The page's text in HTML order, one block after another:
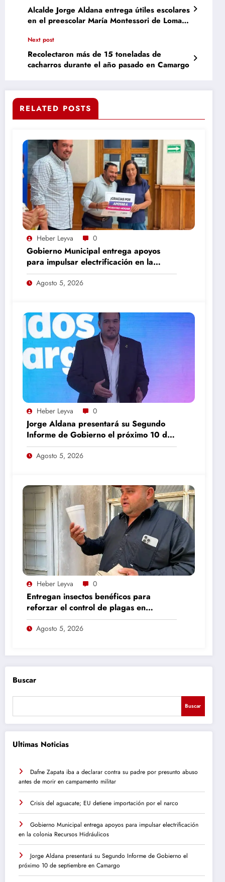
Alcalde Jorge Aldana entrega útiles escolares
en el preescolar María Montessori de Lomas
Next post
Recolectaron más de 15 toneladas de
cacharros durante el año pasado en Camargo
RELATED POSTS
Heber Leyva 0
Gobierno Municipal entrega apoyos
para impulsar electrificación en la
colonia Recursos Hidráulicos
Agosto 5, 2026
Heber Leyva 0
Jorge Aldana presentará su Segundo
Informe de Gobierno el próximo 10 de
septiembre en Camargo
Agosto 5, 2026
Heber Leyva 0
Entregan insectos benéficos para
reforzar el control de plagas en
nogaleras de Camargo
Agosto 5, 2026
Buscar
Buscar
Ultimas Noticias
Dafne Zapata iba a declarar contra su padre por presunto abuso
antes de morir en campamento militar
Crisis del aguacate; EU detiene importación por el narco
Gobierno Municipal entrega apoyos para impulsar electrificación
en la colonia Recursos Hidráulicos
Jorge Aldana presentará su Segundo Informe de Gobierno el
próximo 10 de septiembre en Camargo